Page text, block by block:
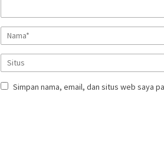
Simpan nama, email, dan situs web saya